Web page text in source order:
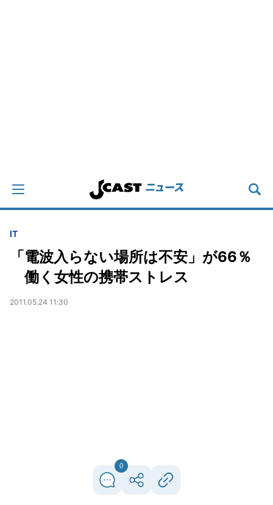
IT
「電波入らない場所は不安」が66％
働く女性の携帯ストレス
2011.05.24 11:30
0